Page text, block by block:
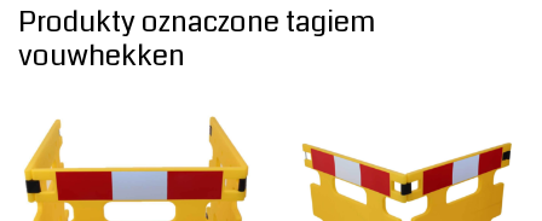
Produkty oznaczone tagiem
vouwhekken